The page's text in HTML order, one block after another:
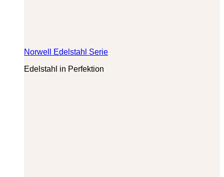
Norwell Edelstahl Serie
Edelstahl in Perfektion